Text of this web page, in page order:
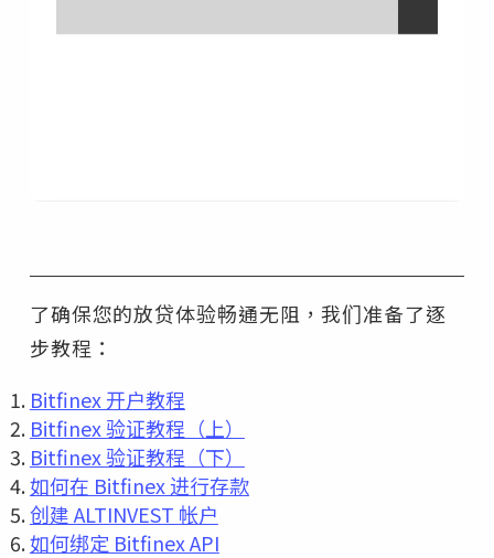
了确保您的放贷体验畅通无阻，我们准备了逐
步教程：
Bitfinex 开户教程
Bitfinex 验证教程（上）
Bitfinex 验证教程（下）
如何在 Bitfinex 进行存款
创建 ALTINVEST 帐户
如何绑定 Bitfinex API